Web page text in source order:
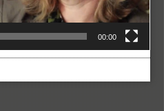
00:00